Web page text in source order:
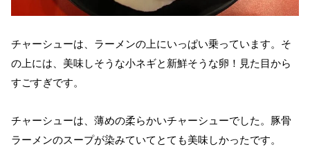
チャーシューは、ラーメンの上にいっぱい乗っています。そ
の上には、美味しそうな小ネギと新鮮そうな卵！見た目から
すごすぎです。
チャーシューは、薄めの柔らかいチャーシューでした。豚骨
ラーメンのスープが染みていてとても美味しかったです。